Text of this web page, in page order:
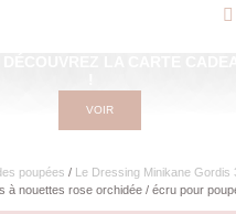
VOIR
poupées / Le Dressing Minikane Gordis
à nouettes rose orchidée / écru pour